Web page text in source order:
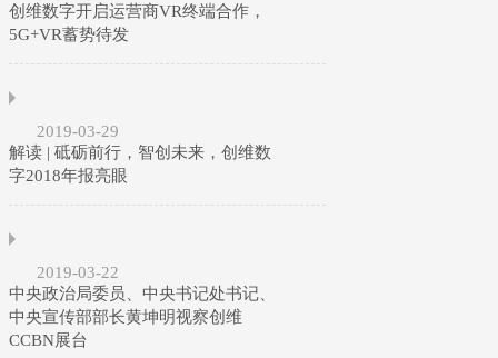
创维数字开启运营商VR终端合作，
5G+VR蓄势待发
2019-03-29
解读 | 砥砺前行，智创未来，创维数
字2018年报亮眼
2019-03-22
中央政治局委员、中央书记处书记、
中央宣传部部长黄坤明视察创维
CCBN展台